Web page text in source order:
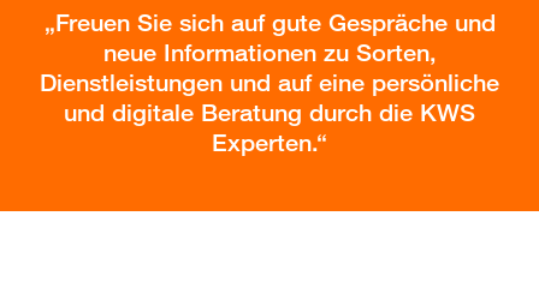
Freuen Sie sich auf gute Gespräche und
neue Informationen zu Sorten,
Dienstleistungen und auf eine persönliche
und digitale Beratung durch die KWS
Experten.